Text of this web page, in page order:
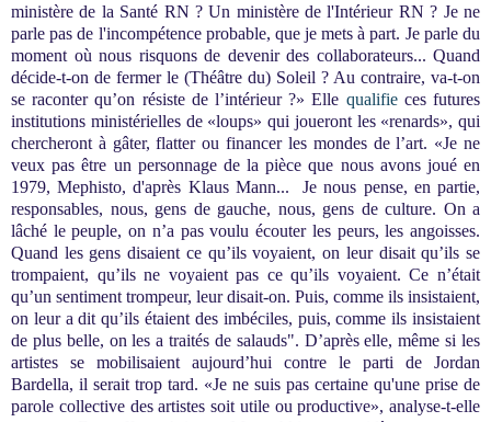
ministère de la Santé RN ? Un ministère de l'Intérieur RN ? Je ne
parle pas de l'incompétence probable, que je mets à part. Je parle du
moment où nous risquons de devenir des collaborateurs... Quand
décide-t-on de fermer le (Théâtre du) Soleil ? Au contraire, va-t-on
se raconter qu’on résiste de l’intérieur ?» Elle qualifieces futures
institutions ministérielles de «loups» qui joueront les «renards», qui
chercheront à gâter, flatter ou financer les mondes de l’art. «Je ne
veux pas être un personnage de la pièce que nous avons joué en
1979, Mephisto, d'après Klaus Mann...Je nous pense, en partie,
responsables, nous, gens de gauche, nous, gens de culture. On a
lâché le peuple, on n’a pas voulu écouter les peurs, les angoisses.
Quand les gens disaient ce qu’ils voyaient, on leur disait qu’ils se
trompaient, qu’ils ne voyaient pas ce qu’ils voyaient. Ce n’était
qu’un sentiment trompeur, leur disait-on. Puis, comme ils insistaient,
on leur a dit qu’ils étaient des imbéciles, puis, comme ils insistaient
de plus belle, on les a traités de salauds". D’après elle, même si les
artistes se mobilisaient aujourd’hui contre le parti de Jordan
Bardella, il serait trop tard. «Je ne suis pas certaine qu'une prise de
parole collective des artistes soit utile ou productive», analyse-t-elle